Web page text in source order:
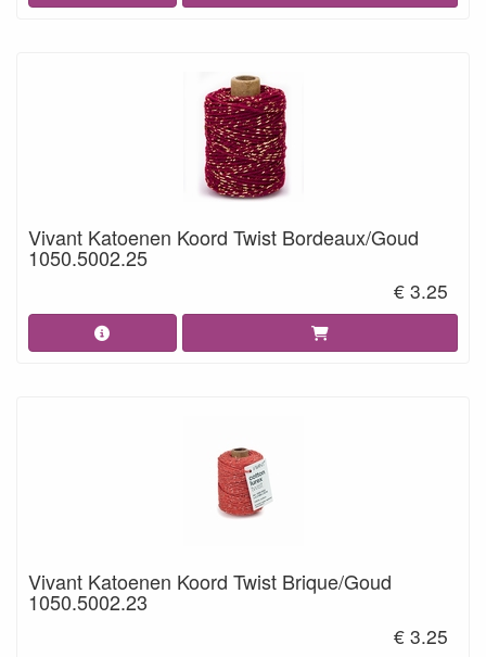
Vivant Katoenen Koord Twist Bordeaux/Goud
1050.5002.25
€ 3.25
Vivant Katoenen Koord Twist Brique/Goud
1050.5002.23
€ 3.25